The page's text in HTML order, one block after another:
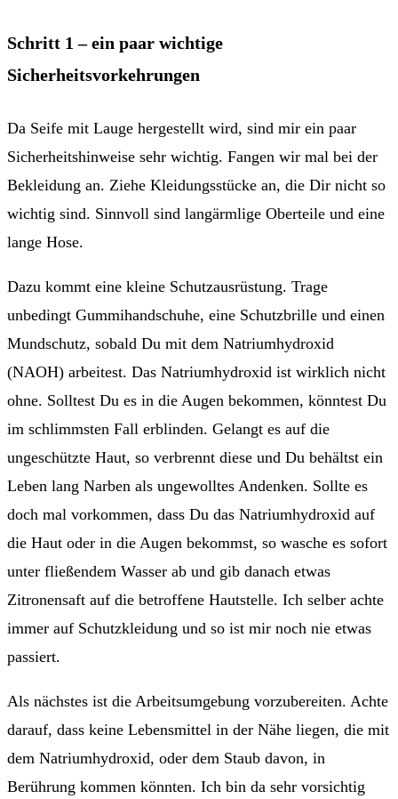
Schritt 1 – ein paar wichtige
Sicherheitsvorkehrungen
Da Seife mit Lauge hergestellt wird, sind mir ein paar
Sicherheitshinweise sehr wichtig. Fangen wir mal bei der
Bekleidung an. Ziehe Kleidungsstücke an, die Dir nicht so
wichtig sind. Sinnvoll sind langärmlige Oberteile und eine
lange Hose.
Dazu kommt eine kleine Schutzausrüstung. Trage
unbedingt Gummihandschuhe, eine Schutzbrille und einen
Mundschutz, sobald Du mit dem Natriumhydroxid
(NAOH) arbeitest. Das Natriumhydroxid ist wirklich nicht
ohne. Solltest Du es in die Augen bekommen, könntest Du
im schlimmsten Fall erblinden. Gelangt es auf die
ungeschützte Haut, so verbrennt diese und Du behältst ein
Leben lang Narben als ungewolltes Andenken. Sollte es
doch mal vorkommen, dass Du das Natriumhydroxid auf
die Haut oder in die Augen bekommst, so wasche es sofort
unter fließendem Wasser ab und gib danach etwas
Zitronensaft auf die betroffene Hautstelle. Ich selber achte
immer auf Schutzkleidung und so ist mir noch nie etwas
passiert.
Als nächstes ist die Arbeitsumgebung vorzubereiten. Achte
darauf, dass keine Lebensmittel in der Nähe liegen, die mit
dem Natriumhydroxid, oder dem Staub davon, in
Berührung kommen könnten. Ich bin da sehr vorsichtig